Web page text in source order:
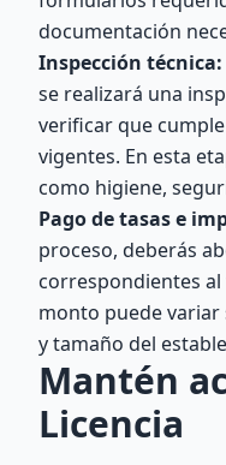
documentación
Inspección técnica:
se realizará una
verificar que
vigentes. En esta
como higiene,
Pago de tasas e
proceso, deberás
correspondientes
monto puede
y tamaño del
Mantén
Licencia